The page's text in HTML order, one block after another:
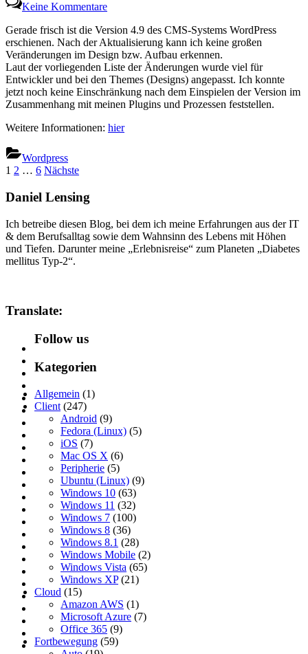
Keine KommentareWordPress
4.9
erschienen
Gerade frisch ist die Version 4.9 des CMS-Systems WordPress
erschienen. Nach der Aktualisierung kann ich keine großen
Veränderungen im Design bzw. Aufbau erkennen.
Laut der vorliegenden Liste der Änderungen wurde viel für
Entwickler und bei den Themes (Designs) angepasst. Ich konnte
jetzt noch keine Einschränkung nach dem Einspielen der Version im
Zusammenhang mit meinen Plugins und Prozessen feststellen.
Weitere Informationen: hier
Wordpress
Seitennummerierung
der
1 2 … 6 Nächste
Daniel Lensing
Ich betreibe diesen Blog, bei dem ich meine Erfahrungen aus der IT
& dem Berufsalltag sowie dem Wahnsinn des Lebens mit Höhen
und Tiefen. Darunter meine „Erlebnisreise“ zum Planeten „Diabetes
mellitus Typ-2“.
Translate:
Follow us
Kategorien
Allgemein (1)
Client (247)
Android (9)
Fedora (Linux) (5)
iOS (7)
Mac OS X (6)
Peripherie (5)
Ubuntu (Linux) (9)
Windows 10 (63)
Windows 11 (32)
Windows 7 (100)
Windows 8 (36)
Windows 8.1 (28)
Windows Mobile (2)
Windows Vista (65)
Windows XP(21)
Cloud (15)
Amazon AWS (1)
Microsoft Azure (7)
Office 365 (9)
Fortbewegung (59)